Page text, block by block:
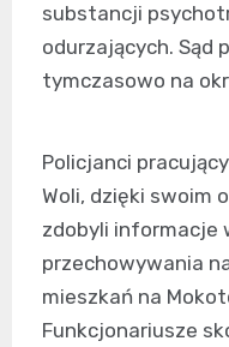
substancji
odurzających. Sąd
tymczasowo na
Policjanci
Woli, dzięki swoim
zdobyli informacje
przechowywania
mieszkań na
Funkcjonariusze